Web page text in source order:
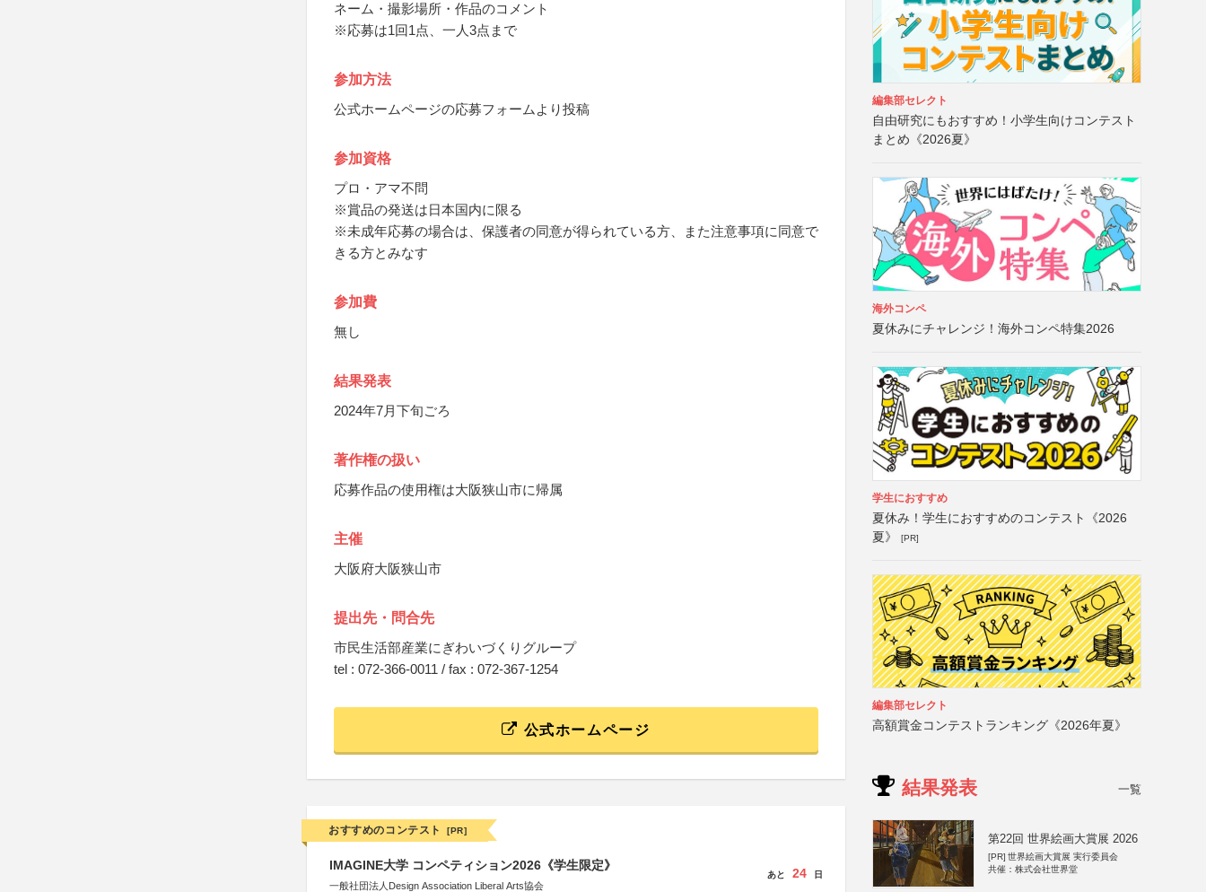
ネーム・撮影場所・作品のコメント
※応募は1回1点、一人3点まで
参加方法
公式ホームページの応募フォームより投稿
参加資格
プロ・アマ不問
※賞品の発送は日本国内に限る
※未成年応募の場合は、保護者の同意が得られている方、また注意事項に同意で
きる方とみなす
参加費
無し
結果発表
2024年7月下旬ごろ
著作権の扱い
応募作品の使用権は大阪狭山市に帰属
主催
大阪府大阪狭山市
提出先・問合先
市民生活部産業にぎわいづくりグループ
tel : 072-366-0011 / fax : 072-367-1254
公式ホームページ
おすすめのコンテスト [PR]
IMAGINE大学 コンペティション2026《学生限定》
一般社団法人Design Association Liberal Arts協会
あと 24 日
編集部セレクト
自由研究にもおすすめ！小学生向けコンテスト
まとめ《2026夏》
海外コンペ
夏休みにチャレンジ！海外コンペ特集2026
学生におすすめ
夏休み！学生におすすめのコンテスト《2026
夏》
[PR]
編集部セレクト
高額賞金コンテストランキング《2026年夏》
結果発表 一覧
第22回 世界絵画大賞展 2026
[PR] 世界絵画大賞展 実行委員会
共催：株式会社世界堂